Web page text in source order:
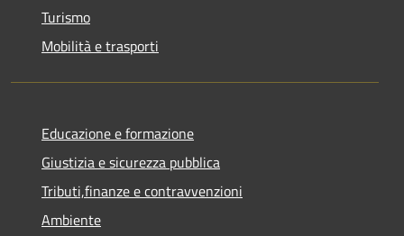
Turismo
Mobilità e trasporti
Educazione e formazione
Giustizia e sicurezza pubblica
Tributi,finanze e contravvenzioni
Ambiente